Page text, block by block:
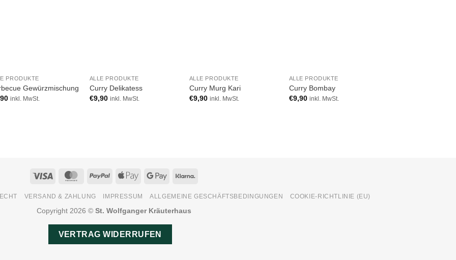
PRODUKTE
Gewürzmischung
inkl. MwSt.
ALLE PRODUKTE
Curry Delikatess
€9,90 inkl. MwSt.
ALLE PRODUKTE
Curry Murg Kari
€9,90 inkl. MwSt.
ALLE PRODUKTE
Curry Bombay
€9,90 inkl. MwSt.
Visa MasterCardPayPal
Apple
Google
VERSAND & ZAHLUNG IMPRESSUM ALLGEMEINE GESCHÄFTSBEDINGUNGEN COOKIE-RICHTLINIE (EU)
Copyright 2026 © St. Wolfganger Kräuterhaus
VERTRAG WIDERRUFEN